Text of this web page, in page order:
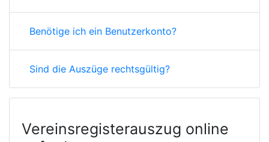
Benötige ich ein Benutzerkonto?
Sind die Auszüge rechtsgültig?
Vereinsregisterauszug online